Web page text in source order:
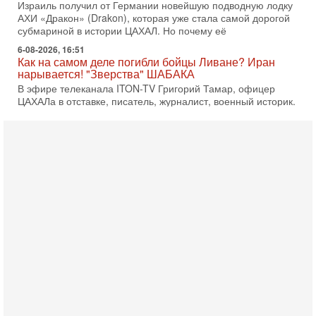
В эфире телеканала ITON-TV Григорий Тамар, офицер
ЦАХАЛа в отставке, писатель, журналист, военный историк.
Ведет программу Александр Гур-Арье.
6-08-2026, 08:20
«Дракон» усилил ВМС Израиля - НОВОСТИ
06/08/2026
Германия передала Израилю новейшую подводную лодку
АХИ «Дракон», которую называют самой мощной